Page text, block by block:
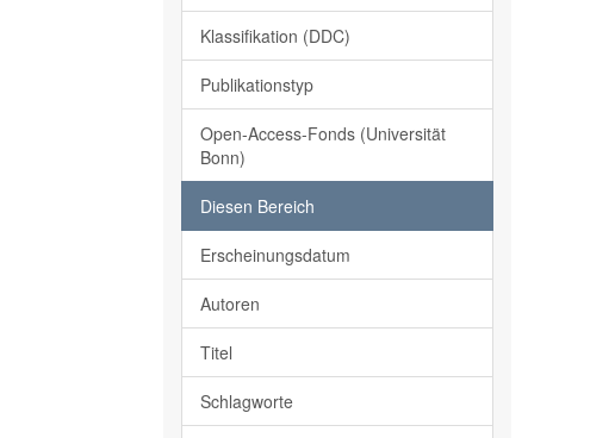
Klassifikation (DDC)
Publikationstyp
Open-Access-Fonds (Universität
Bonn)
Diesen Bereich
Erscheinungsdatum
Autoren
Titel
Schlagworte